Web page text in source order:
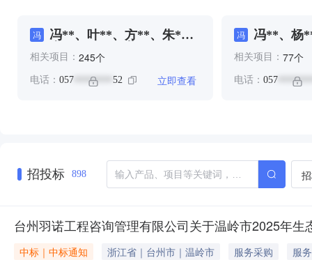
冯
冯**、叶**、方**、朱*、
金**、金*
相关项目： 245个
电话： 057 ******** 52 立即查看
冯
冯**、杨
相关项目： 77个
电话： 057
招投标 898
台州羽诺工程咨询管理有限公司关于温岭市2025年
中标｜中标通知 浙江省｜台州市｜温岭市 服务采购
服务